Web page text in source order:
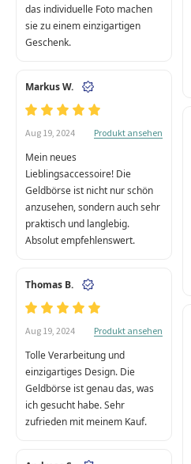
das individuelle Foto machen
sie zu einem einzigartigen
Geschenk.
Markus W.
Aug 19, 2024 Produkt ansehen
Mein neues
Lieblingsaccessoire! Die
Geldbörse ist nicht nur schön
anzusehen, sondern auch sehr
praktisch und langlebig.
Absolut empfehlenswert.
Thomas B.
Aug 19, 2024 Produkt ansehen
Tolle Verarbeitung und
einzigartiges Design. Die
Geldbörse ist genau das, was
ich gesucht habe. Sehr
zufrieden mit meinem Kauf.